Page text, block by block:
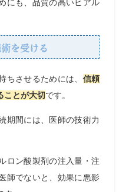
にも、品質の高いヒアル
を受ける
ちさせるためには、 信頼
ことが大切です。
期間には、医師の技術力
ロン酸製剤の注入量・注
師でないと、効果に悪影